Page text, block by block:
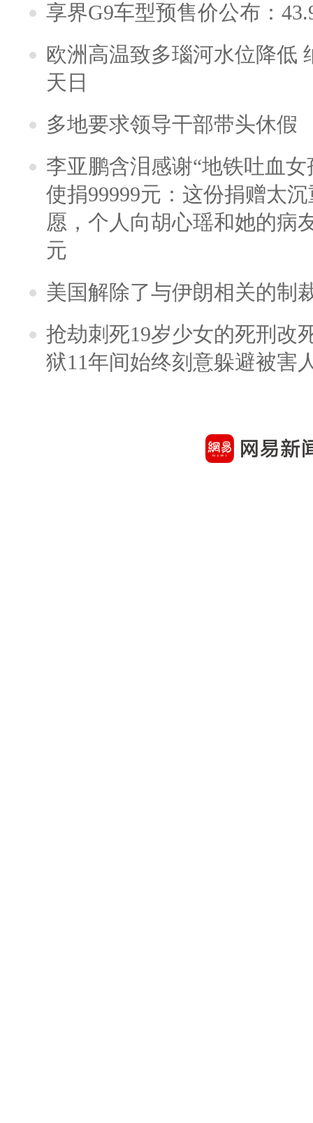
享界G9车型预售价公布：
欧洲高温致多瑙河水位降低
天日
多地要求领导干部带头休假
李亚鹏含泪感谢“地铁吐血
使捐99999元：这份捐赠太
愿，个人向胡心瑶和她的病
元
美国解除了与伊朗相关的制
抢劫刺死19岁少女的死刑改
狱11年间始终刻意躲避被害